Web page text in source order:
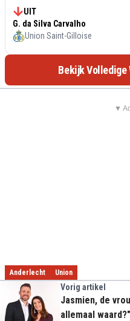
UIT
G. da Silva Carvalho
Union Saint-Gilloise
Bekijk
▼
Anderlecht Union
Vorig artikel
Jasmien, de
allemaal waard?"